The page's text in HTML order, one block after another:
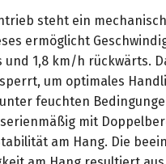
steht ein
ermöglicht
und 1,8 km/h rückwärts.
um optimales
feuchten
serienmäßig mit
am Hang. Die